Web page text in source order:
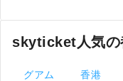
skyticket人気の
グアム 香港